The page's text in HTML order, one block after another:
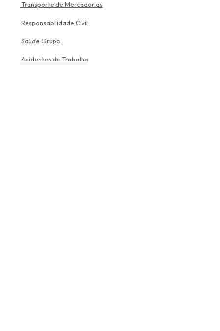
Transporte de Mercadorias
Responsabilidade Civil
Saúde Grupo
Acidentes de Trabalho